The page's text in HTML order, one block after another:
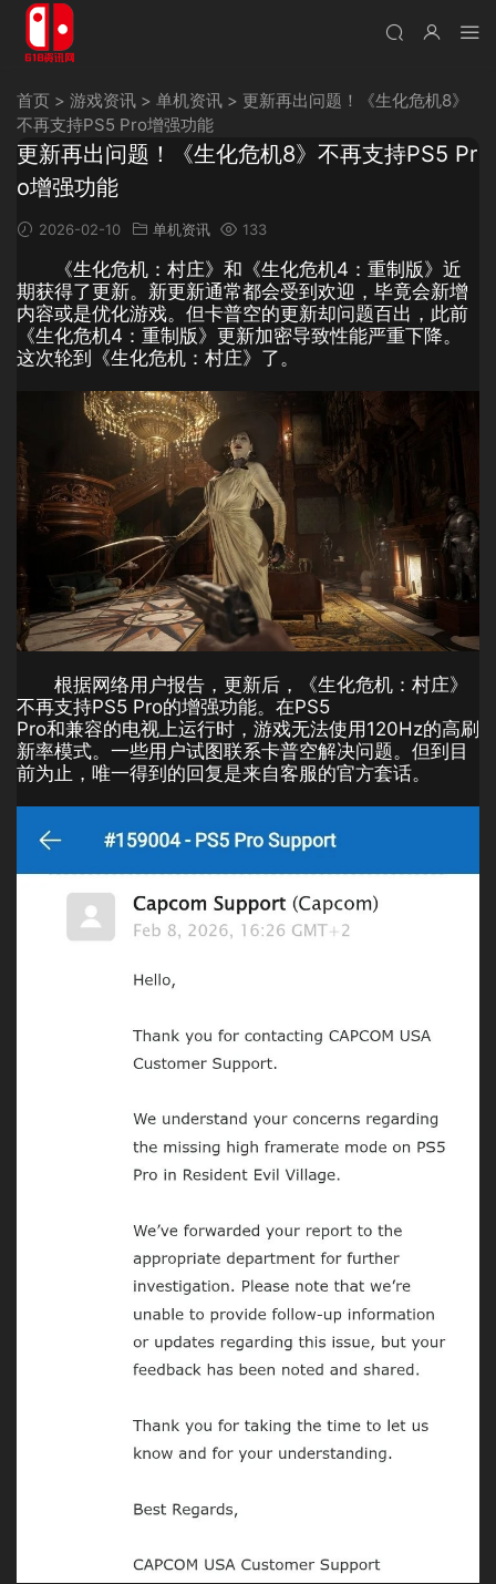
首页 > 游戏资讯 > 单机资讯 > 更新再出问题！《生化危机8》
不再支持PS5 Pro增强功能
更新再出问题！《生化危机8》不再支持PS5 Pr
o增强功能
2026-02-10 单机资讯 133
《生化危机：村庄》和《生化危机4：重制版》近
期获得了更新。新更新通常都会受到欢迎，毕竟会新增
内容或是优化游戏。但卡普空的更新却问题百出，此前
《生化危机4：重制版》更新加密导致性能严重下降。
这次轮到《生化危机：村庄》了。
根据网络用户报告，更新后，《生化危机：村庄》
不再支持PS5 Pro的增强功能。在PS5
Pro和兼容的电视上运行时，游戏无法使用120Hz的高刷
新率模式。一些用户试图联系卡普空解决问题。但到目
前为止，唯一得到的回复是来自客服的官方套话。